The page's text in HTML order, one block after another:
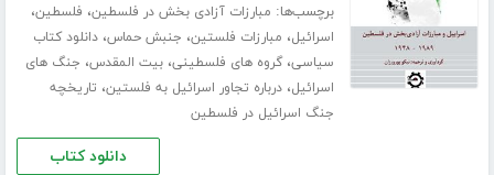
برچسب‌ها: مبارزات آزادی بخش در فلسطین، فلسطین،
اسرائیل، مبارزات فلستین، جنبش حماس،دانلود کتاب
سیاسی،گروه های فلسطینی،بیت المقدس، جنگ های
اسرائیل،درباره تجاور اسرائیل به فلستین، تاریخچه
جنگ اسرائیل در فلسطین
دانلود کتاب